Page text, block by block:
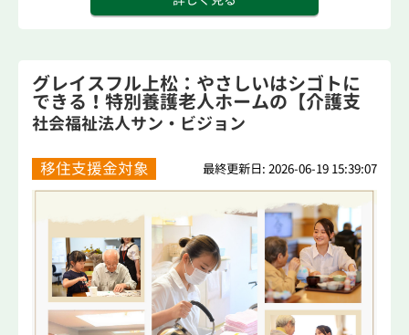
グレイスフル上松：やさしいはシゴトに
できる！特別養護老人ホームの【介護支
援専門...
社会福祉法人サン・ビジョン
移住支援金対象 最終更新日: 2026-06-19 15:39:07